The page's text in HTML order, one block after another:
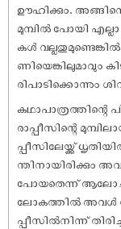
ഊഹിക്കും. അങ്ങിനെ
മുമ്പിൽ പോയി
കൾ
ണിയെങ്കിലുമാവും
രിപാടിക്കൊന്നും
കഥാപാത്രത്തിന്റെ
രാപ്പീസിന്റെ
പ്പീസിലേയ്ക്ക്
ന്തിനായിരിക്കും
പോയതെന്ന്
ലോകത്തിൽ അവൾ
പ്പീസിൽനിന്ന്